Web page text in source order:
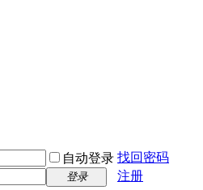
自动登录 找回密码
登录 注册